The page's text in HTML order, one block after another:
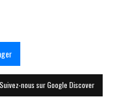
Suivez-nous sur Google Discover